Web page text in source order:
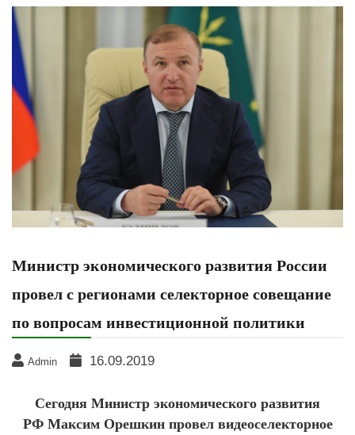
района РА
Министр экономического развития России
провел с регионами селекторное совещание
по вопросам инвестиционной политики
Admin 16.09.2019
Сегодня Министр экономического развития
РФ Максим Орешкин провел видеоселекторное